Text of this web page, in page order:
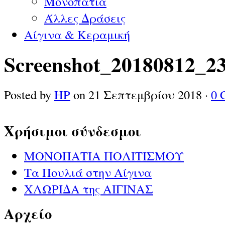
Άλλες Δράσεις
Αίγινα & Κεραμική
Posted byHPon 21 Σεπτεμβρίου 2018 · 0
Χρήσιμοι σύνδεσμοι
ΜΟΝΟΠΑΤΙΑ ΠΟΛΙΤΙΣΜΟΥ
Τα Πουλιά στην Αίγινα
ΧΛΩΡΙΔΑ της ΑΙΓΙΝΑΣ
Αρχείο